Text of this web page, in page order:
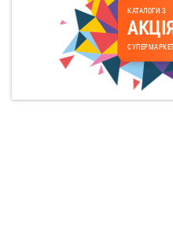
КАТАЛОГИ З